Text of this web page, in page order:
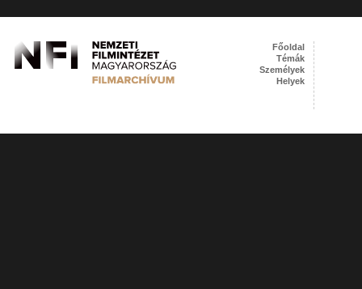
Főoldal
Témák
Személyek
Helyek